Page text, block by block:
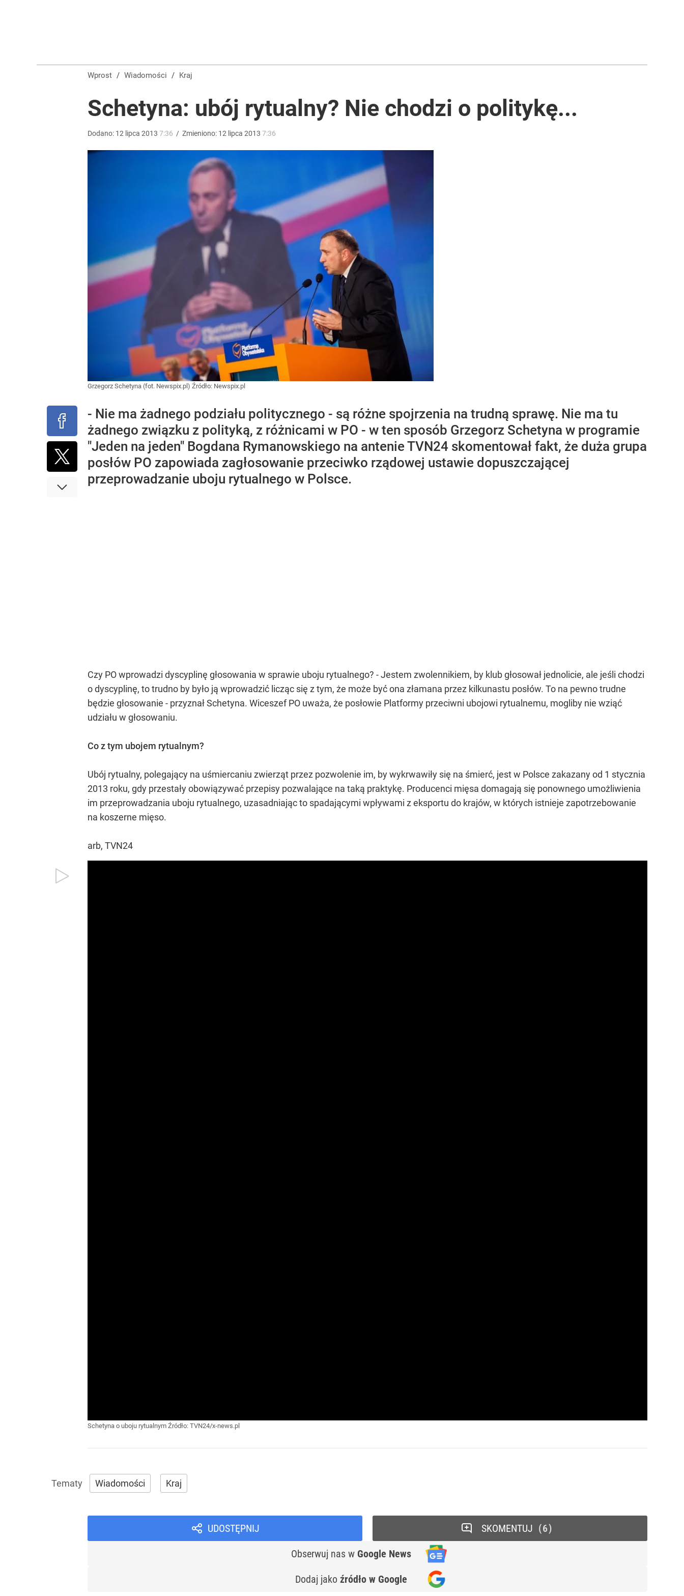
Ile kosztowały obchody rocznicy Nawrockiego? Wpłynął dokument
Wrze po roku Nawrockiego. „Największa hańba” kontra „Cała Europa nam go zazdrości”
Wprost / Wiadomości / Kraj
Schetyna: ubój rytualny? Nie chodzi o politykę...
Dodano: 12 lipca 2013 7:36 / Zmieniono: 12 lipca 2013 7:36
Grzegorz Schetyna (fot. Newspix.pl) Źródło: Newspix.pl
- Nie ma żadnego podziału politycznego - są różne spojrzenia na trudną sprawę. Nie ma tu
żadnego związku z polityką, z różnicami w PO - w ten sposób Grzegorz Schetyna w programie
"Jeden na jeden" Bogdana Rymanowskiego na antenie TVN24 skomentował fakt, że duża grupa
posłów PO zapowiada zagłosowanie przeciwko rządowej ustawie dopuszczającej
przeprowadzanie uboju rytualnego w Polsce.
Czy PO wprowadzi dyscyplinę głosowania w sprawie uboju rytualnego? - Jestem zwolennikiem, by klub głosował jednolicie, ale jeśli chodzi
o dyscyplinę, to trudno by było ją wprowadzić licząc się z tym, że może być ona złamana przez kilkunastu posłów. To na pewno trudne
będzie głosowanie - przyznał Schetyna. Wiceszef PO uważa, że posłowie Platformy przeciwni ubojowi rytualnemu, mogliby nie wziąć
udziału w głosowaniu.
Co z tym ubojem rytualnym?
Ubój rytualny, polegający na uśmiercaniu zwierząt przez pozwolenie im, by wykrwawiły się na śmierć, jest w Polsce zakazany od 1 stycznia
2013 roku, gdy przestały obowiązywać przepisy pozwalające na taką praktykę. Producenci mięsa domagają się ponownego umożliwienia
im przeprowadzania uboju rytualnego, uzasadniając to spadającymi wpływami z eksportu do krajów, w których istnieje zapotrzebowanie
na koszerne mięso.
arb, TVN24
Schetyna o uboju rytualnym Źródło: TVN24/x-news.pl
Wiadomości Kraj
UDOSTĘPNIJ
Obserwuj nas w Google News
Dodaj jako źródło w Google
SKOMENTUJ 6